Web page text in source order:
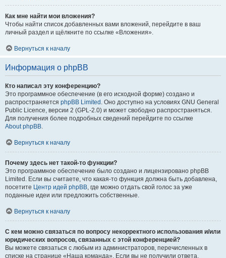
Как мне найти мои вложения?
Чтобы найти список добавленных вами вложений, перейдите в ваш
личный раздел и щёлкните по ссылке «Вложения».
Вернуться к началу
Информация о phpBB
Кто написал эту конференцию?
Это программное обеспечение (в его исходной форме) создано и
распространяется phpBB Limited . Оно доступно на условиях GNU General
Public Licence, версии 2 (GPL-2.0) и может свободно распространяться.
Для получения более подробных сведений перейдите по ссылке
About phpBB.
Вернуться к началу
Почему здесь нет такой-то функции?
Это программное обеспечение было создано и лицензировано phpBB
Limited. Если вы считаете, что какая-то функция должна быть добавлена,
посетите Центр идей phpBB, где можно отдать свой голос за уже
поданные идеи или предложить собственные.
Вернуться к началу
С кем можно связаться по вопросу некорректного использования и/или
юридических вопросов, связанных с этой конференцией?
Вы можете связаться с любым из администраторов, перечисленных в
списке на странице «Наша команда». Если вы не получили ответа,